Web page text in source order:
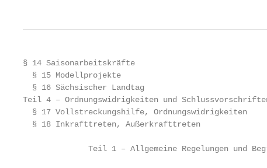
§ 14 Saisonarbeitskräfte
  § 15 Modellprojekte
  § 16 Sächsischer Landtag
Teil 4 – Ordnungswidrigkeiten und
  § 17 Vollstreckungshilfe, Ordnungswidrigkeiten
  § 18 Inkrafttreten, Außerkrafttreten
Teil 1 – Allgemeine Regelungen und